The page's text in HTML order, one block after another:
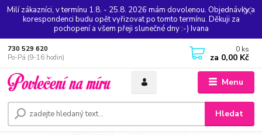
Milí zákazníci, v termínu 1.8. - 25.8. 2026 mám dovolenou. Objednávky a
korespondenci budu opět vyřizovat po tomto termínu. Děkuji za
pochopení a všem přeji slunečné dny :-) Ivana
Menu
Hledat
730 529 620
Po-Pá (9-16 hodin)
0 ks
za 0,00 Kč